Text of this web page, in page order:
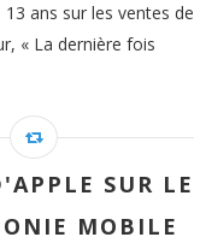
ans sur les ventes de
« La dernière fois
SUR LE
MOBILE